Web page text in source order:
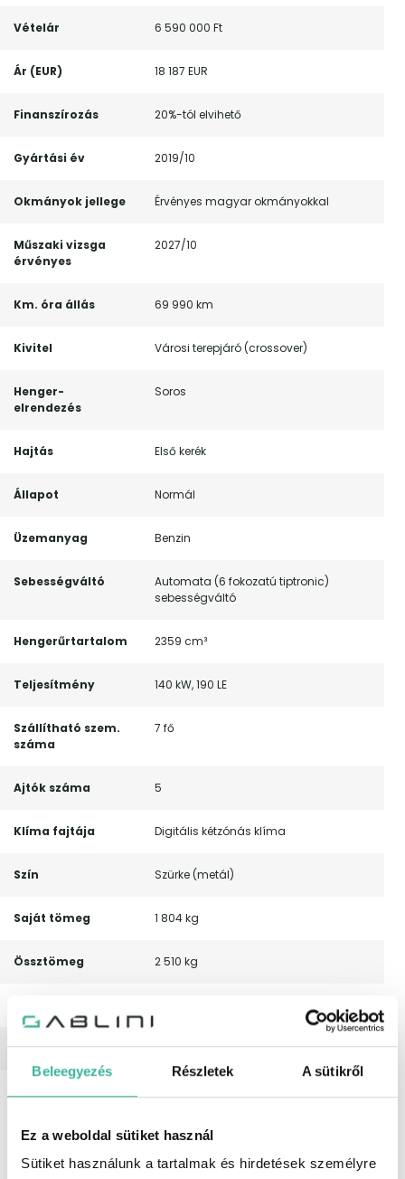
Beleegyezés Részletek A sütikről
Ez a weboldal sütiket használ
Sütiket használunk a tartalmak és hirdetések személyre
Vételár 6 590 000 Ft
Ár (EUR) 18 187 EUR
Finanszírozás 20%-tól elvihető
Gyártási év 2019/10
Okmányok jellege Érvényes magyar okmányokkal
Műszaki vizsga
érvényes
2027/10
Km. óra állás 69 990 km
Kivitel Városi terepjáró (crossover)
Henger-
elrendezés
Soros
Hajtás Első kerék
Állapot Normál
Üzemanyag Benzin
Sebességváltó
Automata (6 fokozatú tiptronic)
sebességváltó
Hengerűrtartalom 2359 cm³
Teljesítmény 140 kW, 190 LE
Szállítható szem.
száma
7 fő
Ajtók száma 5
Klíma fajtája Digitális kétzónás klíma
Szín Szürke (metál)
Saját tömeg 1 804 kg
Össztömeg 2 510 kg
Nyári gumi méret 235/65 R 17
Digitális kétzónás klíma –
Elektromosan behajtható külső tükrök –
Fűthető első ülések – Fűthető kormány